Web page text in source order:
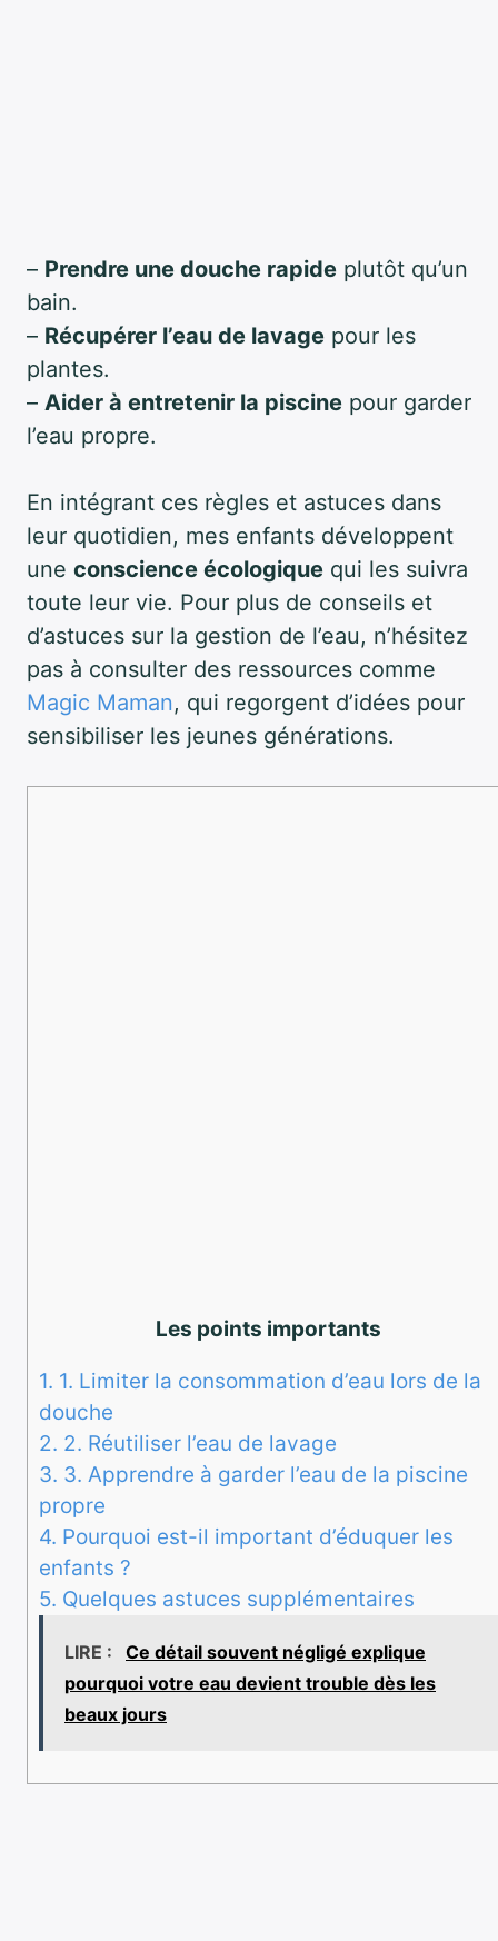
– Prendre une douche rapide plutôt qu’un
bain.
– Récupérer l’eau de lavage pour les
plantes.
– Aider à entretenir la piscine pour garder
l’eau propre.
En intégrant ces règles et astuces dans
leur quotidien, mes enfants développent
une conscience écologique qui les suivra
toute leur vie. Pour plus de conseils et
d’astuces sur la gestion de l’eau, n’hésitez
pas à consulter des ressources comme
Magic Maman, qui regorgent d’idées pour
sensibiliser les jeunes générations.
Les points importants
1. 1. Limiter la consommation d’eau lors de la
douche
2. 2. Réutiliser l’eau de lavage
3. 3. Apprendre à garder l’eau de la piscine
propre
4. Pourquoi est-il important d’éduquer les
enfants ?
5. Quelques astuces supplémentaires
LIRE :
Ce détail souvent négligé explique
pourquoi votre eau devient trouble dès les
beaux jours